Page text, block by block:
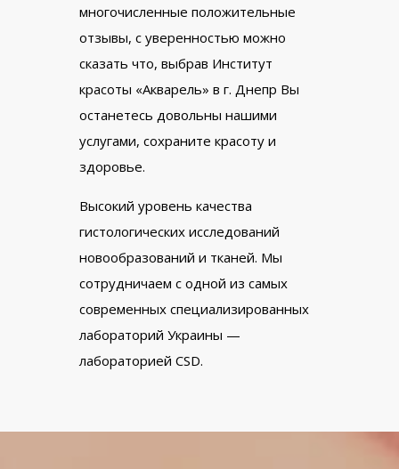
многочисленные положительные
отзывы, с уверенностью можно
сказать что, выбрав Институт
красоты «Акварель» в г. Днепр Вы
останетесь довольны нашими
услугами, сохраните красоту и
здоровье.
Высокий уровень качества
гистологических исследований
новообразований и тканей. Мы
сотрудничаем с одной из самых
современных специализированных
лабораторий Украины —
лабораторией CSD.